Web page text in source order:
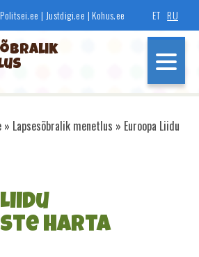
Politsei.ee | Justdigi.ee | Kohus.ee ET RU
Lapsesõbralik menetlus
Euroopa Liidu
harta